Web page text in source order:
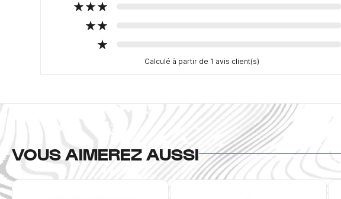
Calculé à partir de 1 avis client(s)
VOUS AIMEREZ AUSSI